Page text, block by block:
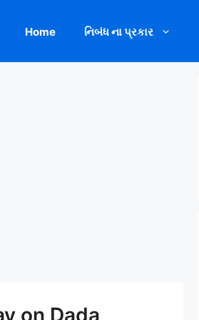
Home નિબંધ ના પ્રકાર
on Dada